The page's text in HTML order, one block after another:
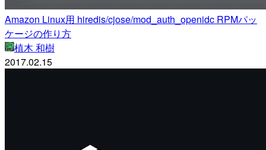
Amazon Linux用 hiredis/cjose/mod_auth_openidc RPMパッ
ケージの作り方
植木 和樹
2017.02.15